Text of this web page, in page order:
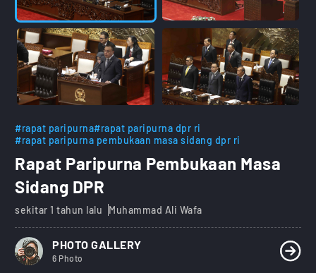
#rapat paripurna#rapat paripurna dpr ri
#rapat paripurna pembukaan masa sidang dpr ri
Rapat Paripurna Pembukaan Masa
Sidang DPR
sekitar 1 tahun lalu Muhammad Ali Wafa
PHOTO GALLERY
6 Photo